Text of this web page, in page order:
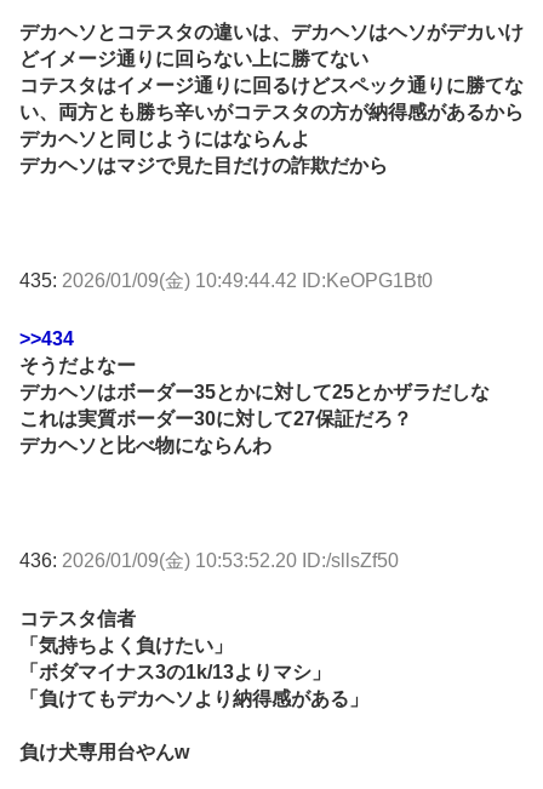
デカヘソとコテスタの違いは、デカヘソはヘソがデカいけ
どイメージ通りに回らない上に勝てない
コテスタはイメージ通りに回るけどスペック通りに勝てな
い、両方とも勝ち辛いがコテスタの方が納得感があるから
デカヘソと同じようにはならんよ
デカヘソはマジで見た目だけの詐欺だから
435: 2026/01/09(金) 10:49:44.42 ID:KeOPG1Bt0
>>434
そうだよなー
デカヘソはボーダー35とかに対して25とかザラだしな
これは実質ボーダー30に対して27保証だろ？
デカヘソと比べ物にならんわ
436: 2026/01/09(金) 10:53:52.20 ID:/sllsZf50
コテスタ信者
「気持ちよく負けたい」
「ボダマイナス3の1k/13よりマシ」
「負けてもデカヘソより納得感がある」
負け犬専用台やんw